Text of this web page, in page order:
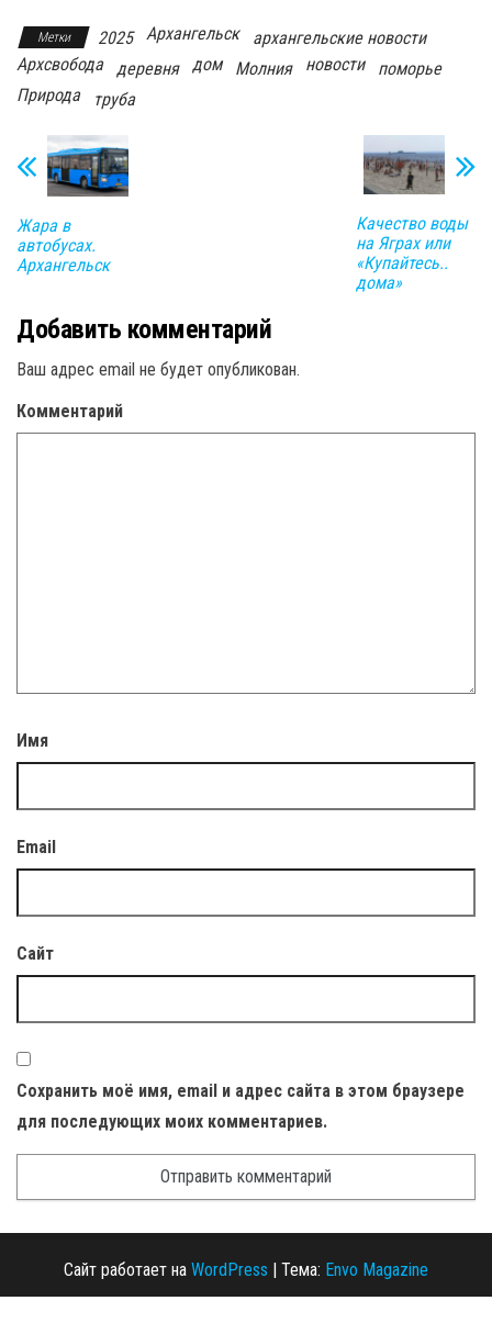
Метки 2025 Архангельск
архангельские новости
Архсвобода
деревня дом Молния новости
поморье
Природа
труба
Жара в
автобусах.
Архангельск
Качество воды
на Яграх или
«Купайтесь..
дома»
Добавить комментарий
Ваш адрес email не будет опубликован.
Комментарий
Имя
Email
Сайт
Сохранить моё имя, email и адрес сайта в этом браузере
для последующих моих комментариев.
Сайт работает на WordPress Тема: Envo Magazine